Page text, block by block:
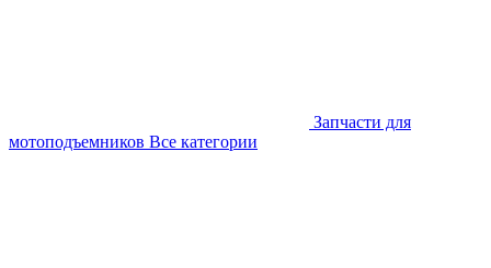
Запчасти для
мотоподъемников Все категории